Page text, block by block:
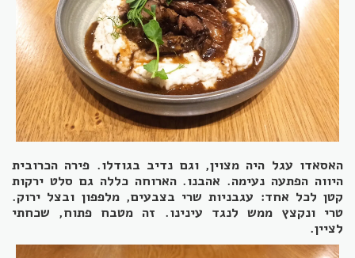
האסאדו עגל היה מצוין, וגם נדיב בגודלו. פירה הכרובית
היווה הפתעה נעימה. אהבנו. הארוחה כללה גם סלט ירקות
קטן לכל אחד: עגבניות שרי בצבעים, מלפפון ובצל ירוק.
טרי ונקצץ ממש לנגד עינינו. זה מטבח פתוח, שכחתי
לציין.